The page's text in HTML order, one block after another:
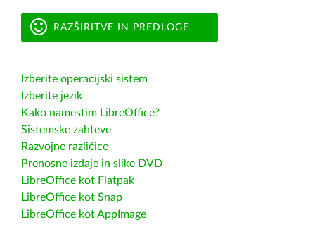
RAZŠIRITVE IN PREDLOGE
Izberite operacijski sistem
Izberite jezik
Kako namestim LibreOffice?
Sistemske zahteve
Razvojne različice
Prenosne izdaje in slike DVD
LibreOffice kot Flatpak
LibreOffice kot Snap
LibreOffice kot AppImage